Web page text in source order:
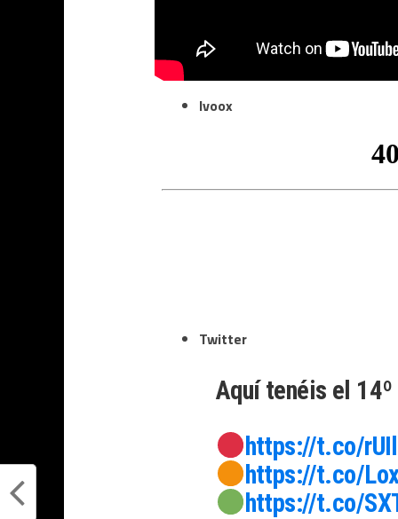
Ivoox
Twitter
Aquí tenéis el
https://t.co/
https://t.co/
https://t.co/